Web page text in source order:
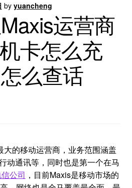
by yuancheng
运营商
卡怎么充
么查话
大的移动运营商，业务范围涵盖
动通讯等，同时也是第一个在马
公司 ，目前Maxis是移动市场的